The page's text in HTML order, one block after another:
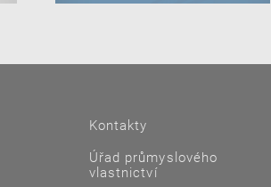
Kontakty
Úřad průmyslového
vlastnictví